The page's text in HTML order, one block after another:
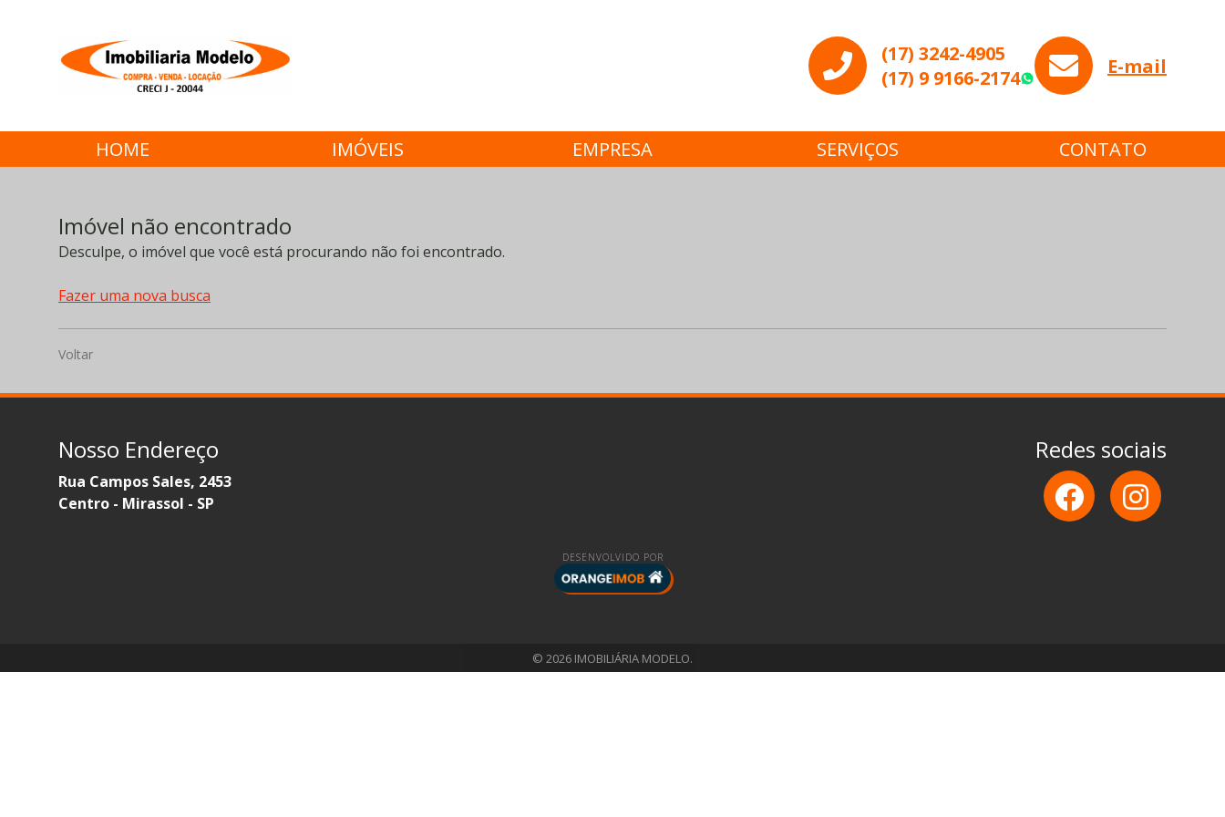
(17) 3242-4905
(17) 9 9166-2174
WhatsApp
E-mail
HOME IMÓVEIS EMPRESA SERVIÇOS CONTATO
Imóvel não encontrado
Desculpe, o imóvel que você está procurando não foi encontrado.
Fazer uma nova busca
Voltar
Nosso Endereço
Rua Campos Sales, 2453
Centro - Mirassol - SP
Redes sociais
DESENVOLVIDO POR
© 2026 IMOBILIÁRIA MODELO.